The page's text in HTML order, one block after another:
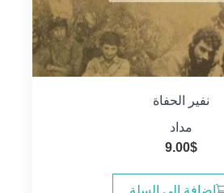
نفير الحفاة
مداد
9.00$
إضافة إلى السلة